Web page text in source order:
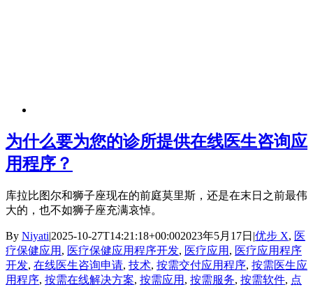
为什么要为您的诊所提供在线医生咨询应
用程序？
库拉比图尔和狮子座现在的前庭莫里斯，还是在末日之前最伟
大的，也不如狮子座充满哀悼。
By Niyati|2025-10-27T14:21:18+00:002023年5月17日 |优步 X, 医
疗保健应用 , 医疗保健应用程序开发, 医疗应用 , 医疗应用程序
开发, 在线医生咨询申请, 技术, 按需交付应用程序, 按需医生应
用程序, 按需在线解决方案, 按需应用 , 按需服务, 按需软件, 点